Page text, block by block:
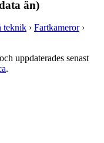
än)
teknik › Fartkameror ›
uppdaterades senast
.